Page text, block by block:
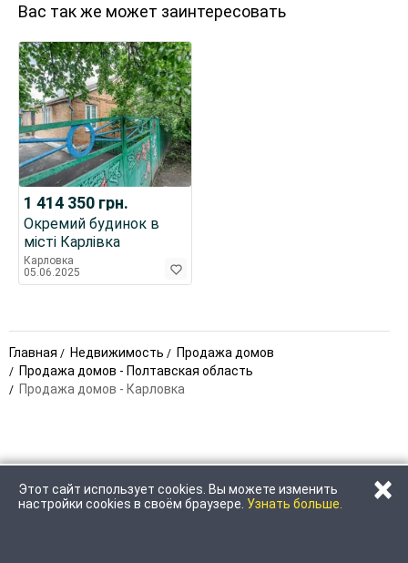
Вас так же может заинтересовать
1 414 350 грн.
Окремий будинок в
місті Карлівка
Карловка
05.06.2025
Главная Недвижимость
Продажа домов
Продажа домов - Полтавская область
Продажа домов - Карловка
Этот сайт использует cookies. Вы можете изменить
настройки cookies в своём браузере. Узнать больше. ×
ПОЗВОНИТЬ НАПИСАТЬ